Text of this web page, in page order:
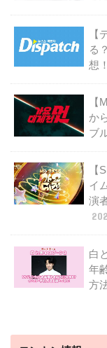
る
想！
か
ブ
【
イ
演
白
年
方